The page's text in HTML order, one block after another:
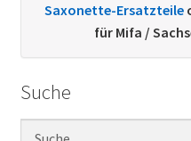
Kontakt
Saxonette-Ersatzteile
für Mifa /
Suche